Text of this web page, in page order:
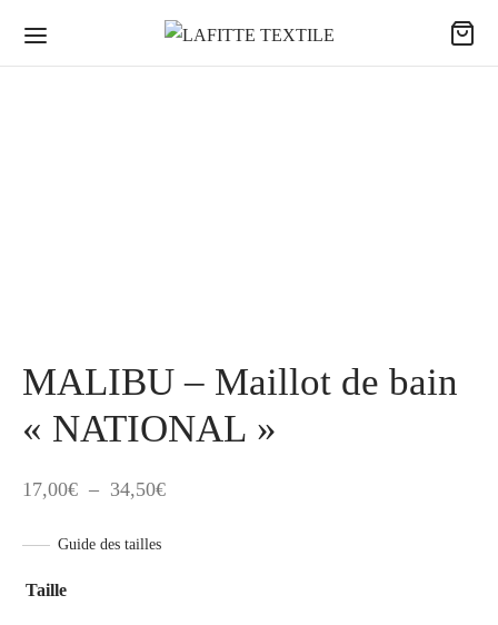
MALIBU – Maillot de bain
« NATIONAL »
17,00€ – 34,50€Plage
Guide des tailles
Taille